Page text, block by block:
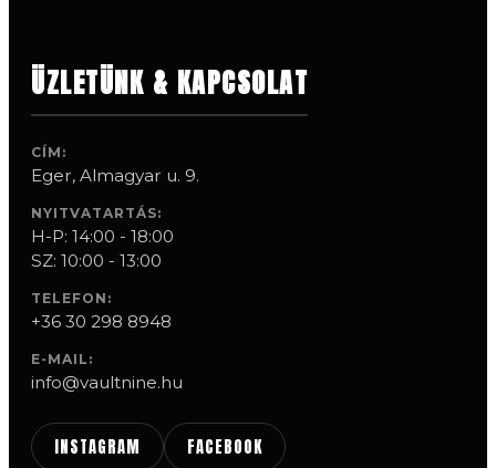
ÜZLETÜNK & KAPCSOLAT
CÍM:
Eger, Almagyar u. 9.
NYITVATARTÁS:
H-P: 14:00 - 18:00
SZ: 10:00 - 13:00
TELEFON:
+36 30 298 8948
E-MAIL:
info@vaultnine.hu
INSTAGRAM FACEBOOK